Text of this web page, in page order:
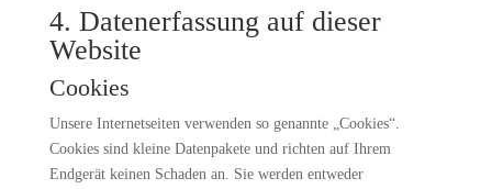
4. Datenerfassung auf dieser
Website
Cookies
Unsere Internetseiten verwenden so genannte „Cookies“.
Cookies sind kleine Datenpakete und richten auf Ihrem
Endgerät keinen Schaden an. Sie werden entweder